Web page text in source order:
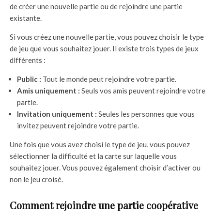
de créer une nouvelle partie ou de rejoindre une partie
existante.
Si vous créez une nouvelle partie, vous pouvez choisir le type
de jeu que vous souhaitez jouer. Il existe trois types de jeux
différents :
Public : Tout le monde peut rejoindre votre partie.
Amis uniquement : Seuls vos amis peuvent rejoindre votre
partie.
Invitation uniquement : Seules les personnes que vous
invitez peuvent rejoindre votre partie.
Une fois que vous avez choisi le type de jeu, vous pouvez
sélectionner la difficulté et la carte sur laquelle vous
souhaitez jouer. Vous pouvez également choisir d’activer ou
non le jeu croisé.
Comment rejoindre une partie coopérative